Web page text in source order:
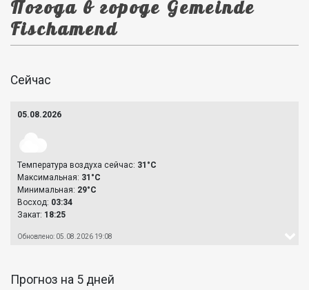
Погода в городе Gemeinde
Fischamend
Сейчас
05.08.2026
Температура воздуха сейчас: 31°C
Максимальная: 31°C
Минимальная: 29°C
Восход: 03:34
Закат: 18:25
Обновлено: 05.08.2026 19:08
Прогноз на 5 дней